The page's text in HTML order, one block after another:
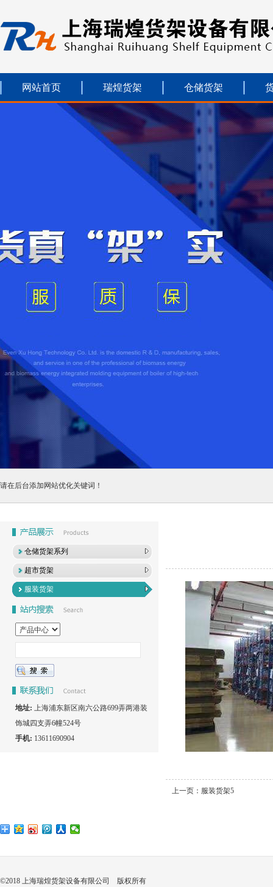
网站首页 瑞煌货架 仓储货架
请在后台添加网站优化关键词！
仓储货架系列
超市货架
服装货架
地址: 上海浦东新区南六公路699弄两港装
饰城四支弄6幢524号
手机: 13611690904
上一页： 服装货架5
©2018 上海瑞煌货架设备有限公司 版权所有